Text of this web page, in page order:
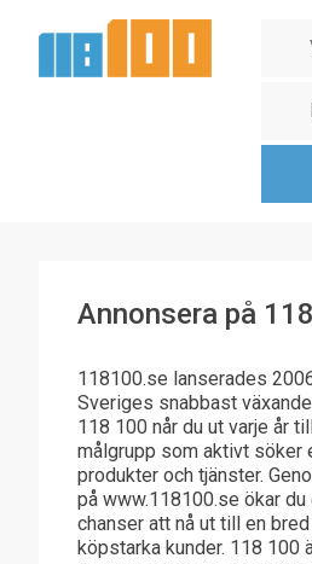
Annonsera på
118100.se lanserades
Sveriges snabbast
118 100 når du ut varje år
målgrupp som aktivt söker
produkter och tjänster.
på www.118100.se ökar
chanser att nå ut till en
köpstarka kunder. 118 100